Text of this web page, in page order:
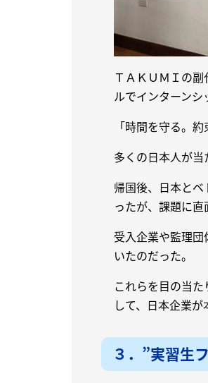
ＴＡＫＵＭＩの
ルでインターンシ
「時間を守る。
多くの日本人が当
帰国後、日本と
ったが、課題に直
受入企業や監理
いたのだった。
これらを目の当
して、日本企業
３．”実習生